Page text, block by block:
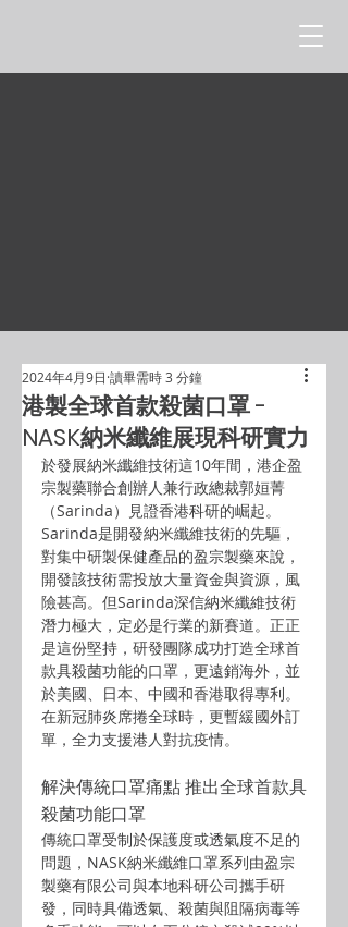
港製全球首款殺菌口罩 -
NASK納米纖維展現科研實力
2024年4月9日 讀畢需時 3 分鐘
於發展納米纖維技術這10年間，港企盈
宗製藥聯合創辦人兼行政總裁郭姮菁
（Sarinda）見證香港科研的崛起。
Sarinda是開發納米纖維技術的先驅，
對集中研製保健產品的盈宗製藥來說，
開發該技術需投放大量資金與資源，風
險甚高。但Sarinda深信納米纖維技術
潛力極大，定必是行業的新賽道。正正
是這份堅持，研發團隊成功打造全球首
款具殺菌功能的口罩，更遠銷海外，並
於美國、日本、中國和香港取得專利。
在新冠肺炎席捲全球時，更暫緩國外訂
單，全力支援港人對抗疫情。
解決傳統口罩痛點 推出全球首款具
殺菌功能口罩
傳統口罩受制於保護度或透氣度不足的
問題，NASK納米纖維口罩系列由盈宗
製藥有限公司與本地科研公司攜手研
發，同時具備透氣、殺菌與阻隔病毒等